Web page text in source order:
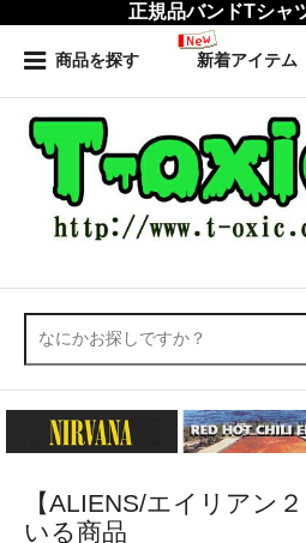
正規品バンドTシャ
商品を探す 新着アイテム
【ALIENS/エイリアン
いる商品